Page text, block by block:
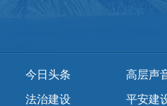
今日头条 高层声
法治建设 平安建